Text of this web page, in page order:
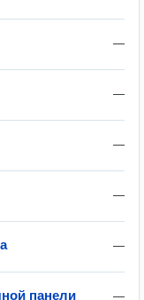
—
—
—
—
—
—
панели